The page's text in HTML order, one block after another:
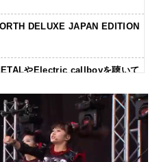
DELUXE JAPAN EDITION
やElectric callboyを聴いて
外伝」グッズ販売決定
のパネル展が開催中